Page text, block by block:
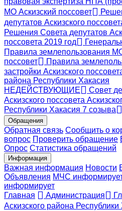
МО Аскизский поссовет
депутатов Аскизского
Решения Совета депутатов
поссовета 2019 год
Правила землепользования
поссовет
Правила
застройки Аскизского
района Республики Хакасия
НЕДЕЙСТВУЮЩИЕ
Совет
Аскизского поссовета
Республики Хакасия 7 созыва
Обращения
Обратная связь Сообщить о
вопрос Проверить обращение
Опрос Статистика обращений
Информация
Важная информация Новости
Объявления МЧС
информирует
Главная
Администрация
Аскизского района Республики